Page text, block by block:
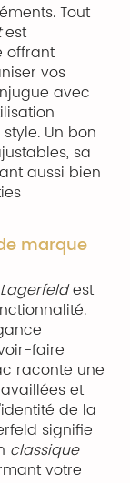
Tout
est
offrant
vos
avec
Un bon
sa
aussi bien
marque
est
faire
raconte une
et
de la
signifie
classique
votre